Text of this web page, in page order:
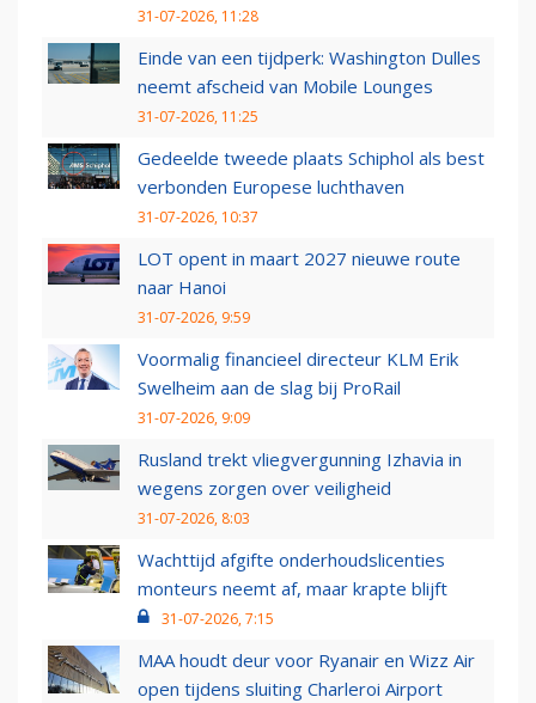
31-07-2026, 11:28
Einde van een tijdperk: Washington Dulles
neemt afscheid van Mobile Lounges
31-07-2026, 11:25
Gedeelde tweede plaats Schiphol als best
verbonden Europese luchthaven
31-07-2026, 10:37
LOT opent in maart 2027 nieuwe route
naar Hanoi
31-07-2026, 9:59
Voormalig financieel directeur KLM Erik
Swelheim aan de slag bij ProRail
31-07-2026, 9:09
Rusland trekt vliegvergunning Izhavia in
wegens zorgen over veiligheid
31-07-2026, 8:03
Wachttijd afgifte onderhoudslicenties
monteurs neemt af, maar krapte blijft
31-07-2026, 7:15
MAA houdt deur voor Ryanair en Wizz Air
open tijdens sluiting Charleroi Airport